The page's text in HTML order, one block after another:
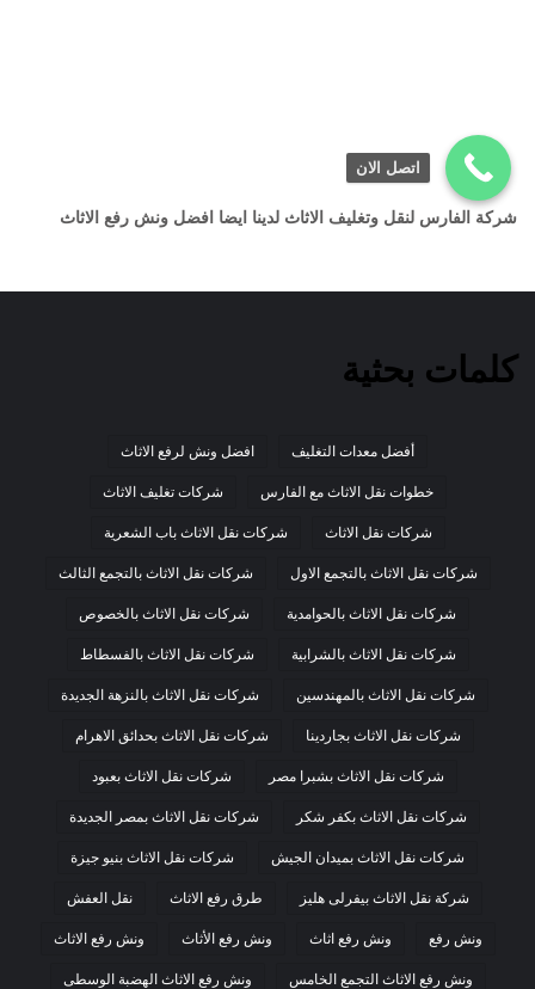
شركة الفارس لنقل وتغليف الاثاث لدينا ايضا افضل ونش رفع الاثاث
كلمات بحثية
أفضل معدات التغليف افضل ونش لرفع الاثاث
خطوات نقل الاثاث مع الفارس شركات تغليف الاثاث
شركات نقل الاثاث شركات نقل الاثاث باب الشعرية
شركات نقل الاثاث بالتجمع الاول شركات نقل الاثاث بالتجمع الثالث
شركات نقل الاثاث بالحوامدية شركات نقل الاثاث بالخصوص
شركات نقل الاثاث بالشرابية شركات نقل الاثاث بالفسطاط
شركات نقل الاثاث بالمهندسين شركات نقل الاثاث بالنزهة الجديدة
شركات نقل الاثاث بجاردينا شركات نقل الاثاث بحدائق الاهرام
شركات نقل الاثاث بشبرا مصر شركات نقل الاثاث بعبود
شركات نقل الاثاث بكفر شكر شركات نقل الاثاث بمصر الجديدة
شركات نقل الاثاث بميدان الجيش شركات نقل الاثاث بنيو جيزة
شركة نقل الاثاث بيفرلى هليز طرق رفع الاثاث نقل العفش
ونش رفع ونش رفع اثاث ونش رفع الأثاث ونش رفع الاثاث
ونش رفع الاثاث التجمع الخامس ونش رفع الاثاث الهضبة الوسطى
اتصل الان